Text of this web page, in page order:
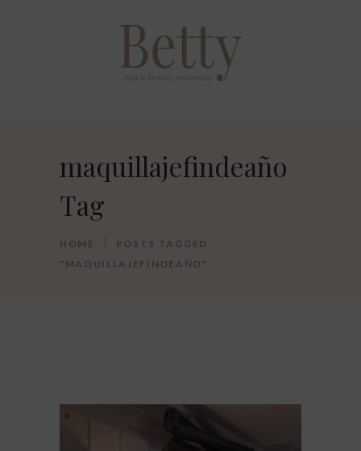
maquillajefindeaño
Tag
HOME
POSTS TAGGED
"MAQUILLAJEFINDEAÑO"